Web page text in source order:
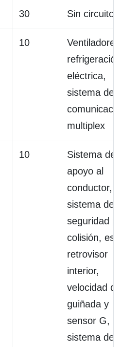
30 Sin circuito
10
refrigeración
eléctrica,
sistema de
multiplex
10
Sistema de
apoyo al
conductor,
sistema de
seguridad
colisión,
retrovisor
interior,
velocidad de
guiñada y
sensor G,
sistema de